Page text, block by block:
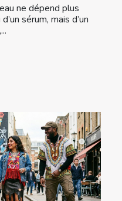
ne dépend plus
sérum, mais d’un